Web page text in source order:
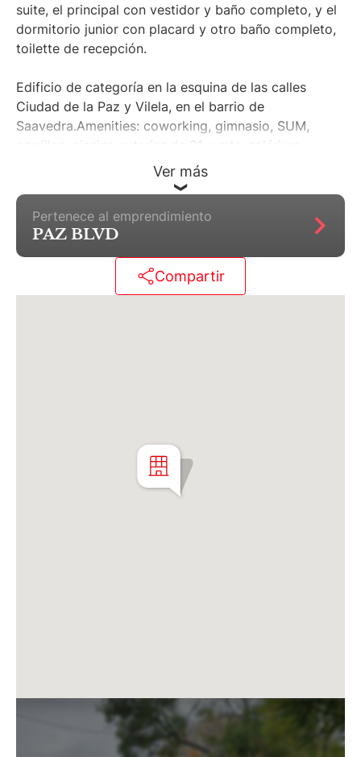
suite, el principal con vestidor y baño completo, y el
dormitorio junior con placard y otro baño completo,
toilette de recepción.
Edificio de categoría en la esquina de las calles
Ciudad de la Paz y Vilela, en el barrio de
Saavedra.Amenities: coworking, gimnasio, SUM,
parrillas, piscina exterior de 21 x mts, solárium
rodeado de Jardines, pileta semiolímpica cubierta,
piscina para niños, juegos para niños, SPA, laundry,
seguridad 24 hs.
Cochera de compra optativa (no incluida en el
precio) desde U$26.000, o U$34.000 simple con
"Se deja constancia que los m2 son aproximados, al
unidades publicadas están sujetas a disponibilidad.
C. D´Aria S.A. actúa solamente en carácter de
comercializadora de los inmuebles ofrecidos."
Matrícula CMCPSI N° 6886
Av. Libertador 4189 - La Lucila - Prov. de Bs. As.
Ver más
Pertenece al emprendimiento
PAZ BLVD
Compartir